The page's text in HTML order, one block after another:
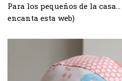
Para los pequeños de la casa…
encanta esta web)